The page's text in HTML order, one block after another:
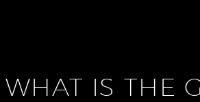
WHAT IS THE